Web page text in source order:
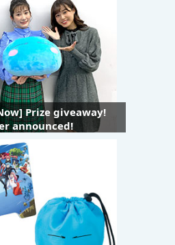
Prize giveaway!
announced!